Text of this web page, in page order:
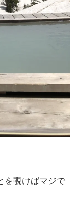
を覗けばマジで